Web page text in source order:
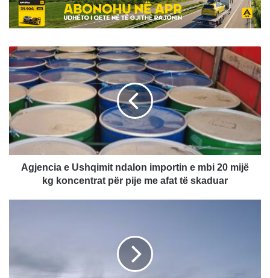
Agjencia
e
Ushqimit
ndalon
importin
e
mbi
20
mijë
koncentrat
Agjencia e Ushqimit ndalon importin e mbi 20 mijë
kg koncentrat për pije me afat të skaduar
rrugët